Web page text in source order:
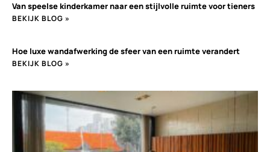
Van speelse kinderkamer naar een stijlvolle ruimte voor tieners
BEKIJK BLOG »
Hoe luxe wandafwerking de sfeer van een ruimte verandert
BEKIJK BLOG »